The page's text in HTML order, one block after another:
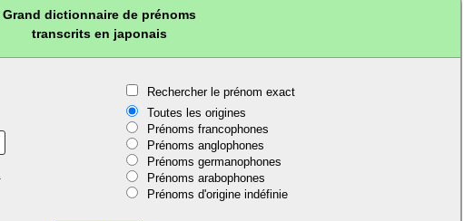
Grand dictionnaire de prénoms
transcrits en japonais
Rechercher le prénom exact
Toutes les origines
Prénoms francophones
Prénoms anglophones
Prénoms germanophones
Prénoms arabophones
Prénoms d'origine indéfinie